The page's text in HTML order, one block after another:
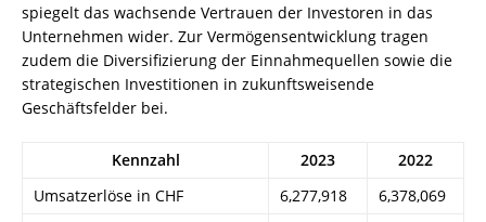
spiegelt das wachsende Vertrauen der Investoren in das
Unternehmen wider. Zur Vermögensentwicklung tragen
zudem die Diversifizierung der Einnahmequellen sowie die
strategischen Investitionen in zukunftsweisende
Geschäftsfelder bei.
Kennzahl 2023
2022
Umsatzerlöse in CHF
6,277,918
6,378,069